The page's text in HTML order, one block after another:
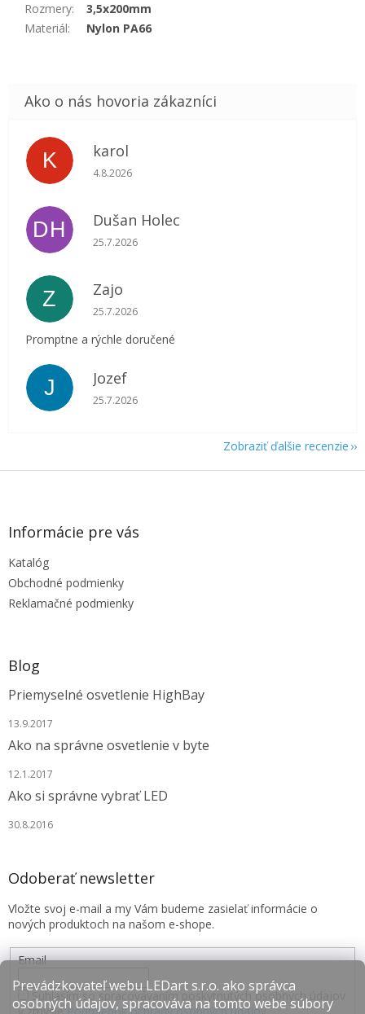
Prevádzkovateľ webu LEDart s.r.o. ako správca
osobných údajov, spracováva na tomto webe súbory
Rozmery:
3,5x200mm
Materiál: Nylon PA66
K karol
Hodnotenie obchodu je 5 z 5 hviezdičiek.
4.8.2026
DH Dušan Holec
Hodnotenie obchodu je 5 z 5 hviezdičiek.
25.7.2026
Z Zajo
Hodnotenie obchodu je 5 z 5 hviezdičiek.
25.7.2026
Promptne a rýchle doručené
J Jozef
Hodnotenie obchodu je 5 z 5 hviezdičiek.
25.7.2026
Zobraziť ďalšie recenzie
Z
Informácie pre vás
Katalóg
Obchodné podmienky
Reklamačné podmienky
Blog
Priemyselné osvetlenie HighBay
13.9.2017
Ako na správne osvetlenie v byte
12.1.2017
Ako si správne vybrať LED
30.8.2016
Odoberať newsletter
Vložte svoj e-mail a my Vám budeme zasielať informácie o
nových produktoch na našom e-shope.
Email
Súhlasím so spracovávaním poskytnutých osobných údajov